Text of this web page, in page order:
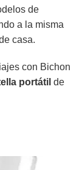
de
a la misma
casa.
con Bichon
portátil de